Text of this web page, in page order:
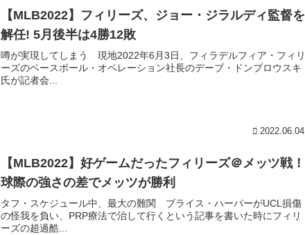
【MLB2022】フィリーズ、ジョー・ジラルディ監督を
解任! 5月後半は4勝12敗
噂が実現してしまう 現地2022年6月3日、フィラデルフィア・フィリ
ーズのベースボール・オペレーション社長のデーブ・ドンブロウスキ
氏が記者会...
2022.06.04
【MLB2022】好ゲームだったフィリーズ＠メッツ戦！
球際の強さの差でメッツが勝利
タフ・スケジュール中、最大の難関 ブライス・ハーパーがUCL損傷
の怪我を負い、PRP療法で治して行くという記事を書いた時にフィリ
ーズの超過酷...